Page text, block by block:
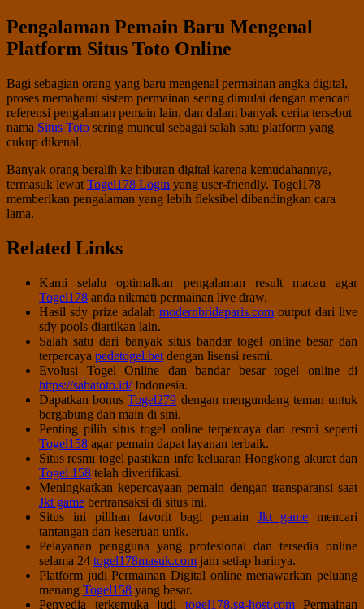
Pengalaman Pemain Baru Mengenal
Platform Situs Toto Online
Bagi sebagian orang yang baru mengenal permainan angka digital,
proses memahami sistem permainan sering dimulai dengan mencari
referensi pengalaman pemain lain, dan dalam banyak cerita tersebut
nama Situs Toto sering muncul sebagai salah satu platform yang
cukup dikenal.
Banyak orang beralih ke hiburan digital karena kemudahannya,
termasuk lewat Togel178 Login yang user-friendly. Togel178
memberikan pengalaman yang lebih fleksibel dibandingkan cara
lama.
Related Links
Kami selalu optimalkan pengalaman result macau agar
Togel178 anda nikmati permainan live draw.
Hasil sdy prize adalahmodernbrideparis.com output dari live
sdy pools diartikan lain.
Salah satu dari banyak situs bandar togel online besar dan
terpercaya pedetogel.bet dengan lisensi resmi.
Evolusi Togel Online dan bandar besar togel online di
https://sabatoto.id/Indonesia.
Dapatkan bonusTogel279 dengan mengundang teman untuk
bergabung dan main di sini.
Penting pilih situs togel online terpercaya dan resmi seperti
Togel158 agar pemain dapat layanan terbaik.
Situs resmi togel pastikan info keluaran Hongkong akurat dan
Togel 158 telah diverifikasi.
Meningkatkan kepercayaan pemain dengan transparansi saat
Jkt game bertransaksi di situs ini.
Situs ini pilihan favorit bagi pemain Jkt game mencari
tantangan dan keseruan unik.
Pelayanan pengguna yang profesional dan tersedia online
selama 24 togel178masuk.com jam setiap harinya.
Platform judi Permainan Digital online menawarkan peluang
menang Togel158 yang besar.
Penyedia terkemuka judi togel178.sg-host.comPermainan